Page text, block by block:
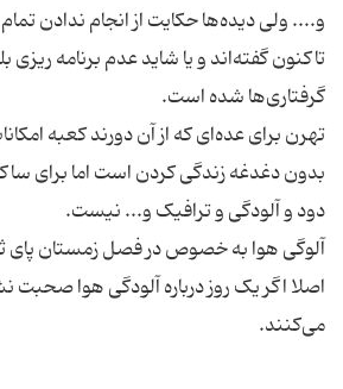
و.... ولی دیده‌ها حکایت از انجام ندادن
تاکنون گفته‌اند و یا شاید عدم برنامه
تهرن برای عده‌ای که از آن دورند کعبه
بدون دغدغه زندگی کردن است اما برای
آلوگی هوا به خصوص در فصل زمستان پای
اصلا اگر یک روز درباره آلودگی هوا